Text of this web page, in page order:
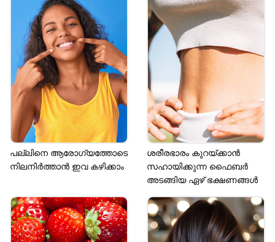
സ്വയം രോഗ നിർണയത്തിന് ശ്രമിക്കാതെ
നിർബന്ധമായും ഡോക്ടറെ 'കൺസൾട്ട്'
ചെയ്യുക. ഇതിന് ശേഷം മാത്രം രോഗം
സ്ഥിരീകരിക്കുക.
Image credits: Getty
പല്ലിനെ ആരോ​ഗ്യത്തോടെ
നിലനിർത്താൻ ഇവ കഴിക്കാം
ശരീരഭാരം കുറയ്ക്കാൻ
സഹായിക്കുന്ന ഫെെബർ
അടങ്ങിയ ഏഴ് ഭക്ഷണങ്ങൾ